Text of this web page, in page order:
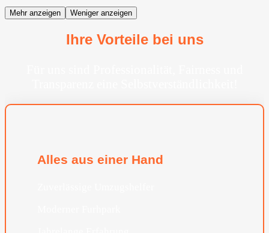
Mehr anzeigen Weniger anzeigen
Ihre Vorteile bei uns
Alles aus einer Hand